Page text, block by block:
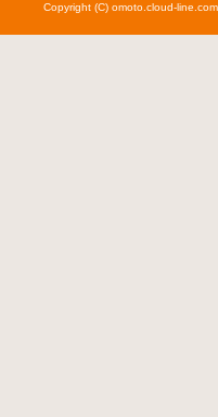
Copyright (C) omoto.cloud-